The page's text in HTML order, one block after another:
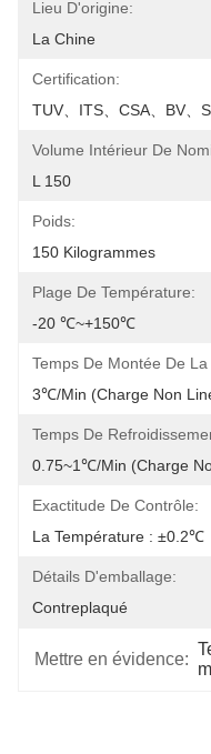
Lieu D'origine:
La Chine
Certification:
TUV、ITS、CSA、BV、
Volume Intérieur De
L 150
Poids:
150 Kilogrammes
Plage De Température:
-20 ℃~+150℃
Temps De Montée De
3℃/min (charge Non
Temps De
0.75~1℃/min (charge
Exactitude De Contrôle:
La Température : ±0.2℃
Détails D'emballage:
Contreplaqué
Mettre en évidence: